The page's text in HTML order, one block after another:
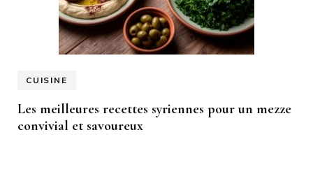
CUISINE
Les meilleures recettes syriennes pour un mezze
convivial et savoureux